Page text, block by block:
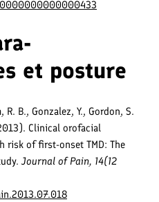
et posture
B., Gonzalez, Y., Gordon, S.
Clinical orofacial
risk of first-onset TMD: The
Journal of Pain, 14(12